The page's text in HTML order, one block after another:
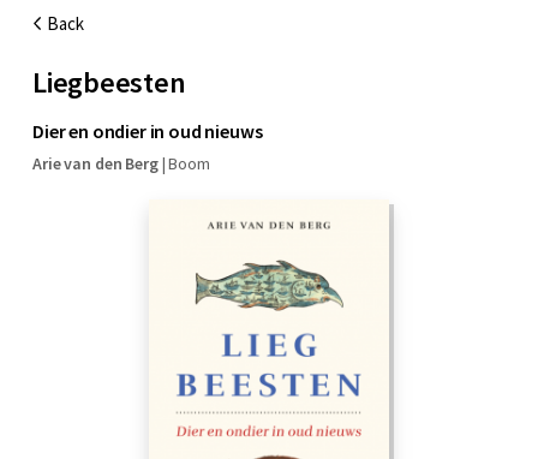
Back
Liegbeesten
Dier en ondier in oud nieuws
Arie van den Berg|Boom